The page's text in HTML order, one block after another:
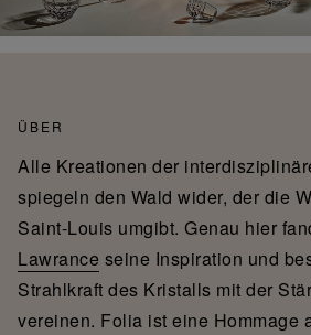
ÜBER
Alle Kreationen der
spiegeln den Wald wider, der die
Saint-Louis umgibt. Genau hier
Lawrance seine Inspiration und
Strahlkraft des Kristalls mit der
vereinen. Folia ist eine Hommage